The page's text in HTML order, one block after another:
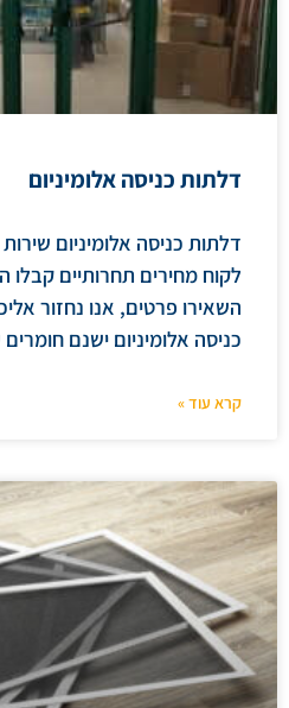
דלתות כניסה אלומיניום
דלתות כניסה אלומיניום
לקוח מחירים תחרותיים קבלו
השאירו פרטים, אנו נחזור
כניסה אלומיניום ישנם
קרא עוד »